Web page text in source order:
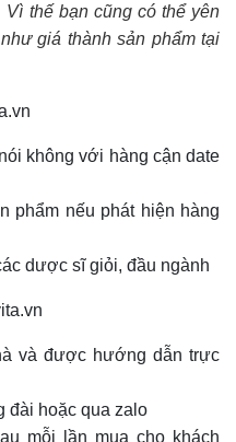
thế bạn cũng có thể yên
giá thành sản phẩm tại
không với hàng cận date
phẩm nếu phát hiện hàng
dược sĩ giỏi, đầu ngành
và được hướng dẫn trực
đài hoặc qua zalo
mỗi lần mua cho khách